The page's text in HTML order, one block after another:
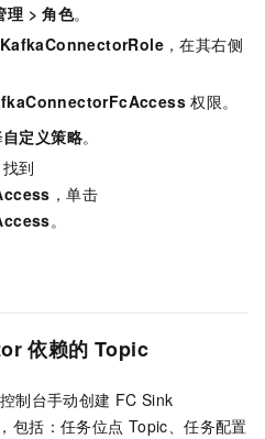
理 > 角色。
，在其右侧
权限。
自定义策略。
到
，单击
。
依赖的 Topic
控制台手动创建 FC Sink
包括：任务位点 Topic、任务配置